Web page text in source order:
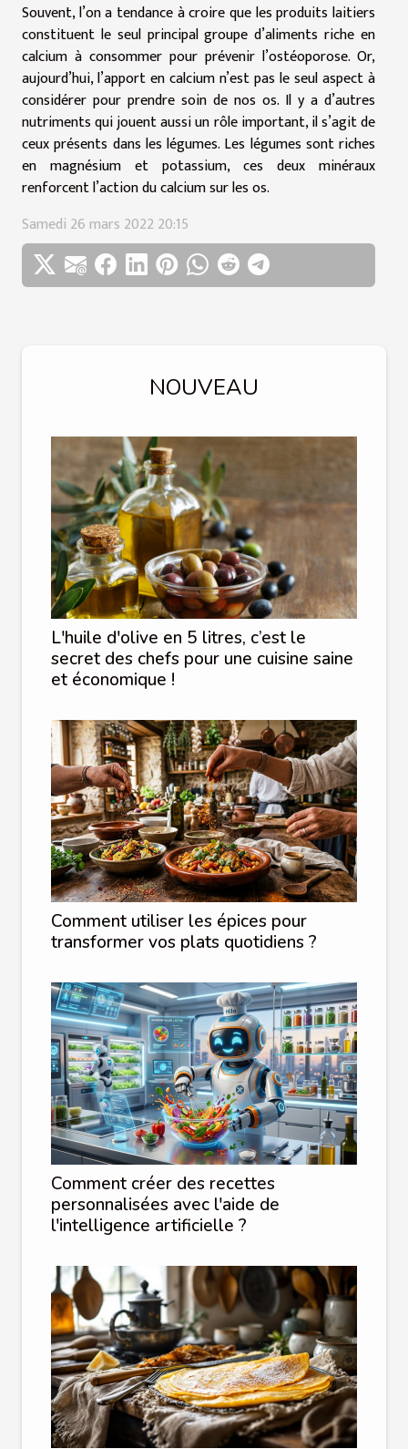
Souvent, l’on a tendance à croire que les produits laitiers
constituent le seul principal groupe d’aliments riche en
calcium à consommer pour prévenir l’ostéoporose. Or,
aujourd’hui, l’apport en calcium n’est pas le seul aspect à
considérer pour prendre soin de nos os. Il y a d’autres
nutriments qui jouent aussi un rôle important, il s’agit de
ceux présents dans les légumes. Les légumes sont riches
en magnésium et potassium, ces deux minéraux
renforcent l’action du calcium sur les os.
Samedi 26 mars 2022 20:15
NOUVEAU
L'huile d'olive en 5 litres, c’est le
secret des chefs pour une cuisine saine
et économique !
Comment utiliser les épices pour
transformer vos plats quotidiens ?
Comment créer des recettes
personnalisées avec l'aide de
l'intelligence artificielle ?